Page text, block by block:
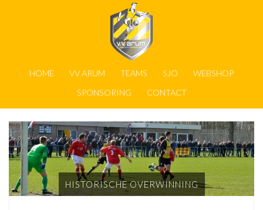
HOME VV ARUM TEAMS SJO
WEBSHOP
SPONSORING
CONTACT
HISTORISCHE OVERWINNING